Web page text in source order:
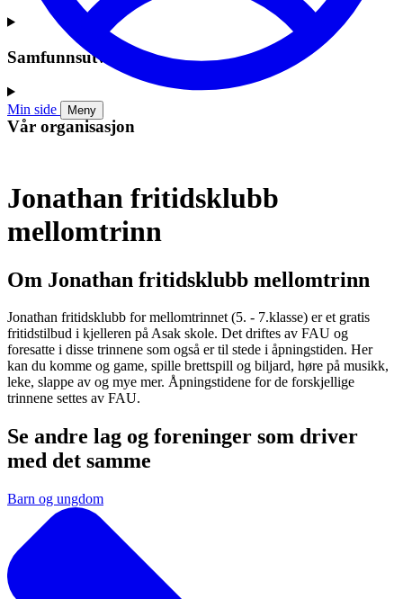
Min side Meny
Samfunnsutvikling
Vår organisasjon
Jonathan fritidsklubb
mellomtrinn
Om Jonathan fritidsklubb mellomtrinn
Jonathan fritidsklubb for mellomtrinnet (5. - 7.klasse) er et gratis
fritidstilbud i kjelleren på Asak skole. Det driftes av FAU og
foresatte i disse trinnene som også er til stede i åpningstiden. Her
kan du komme og game, spille brettspill og biljard, høre på musikk,
leke, slappe av og mye mer. Åpningstidene for de forskjellige
trinnene settes av FAU.
Se andre lag og foreninger som driver
med det samme
Barn og ungdom